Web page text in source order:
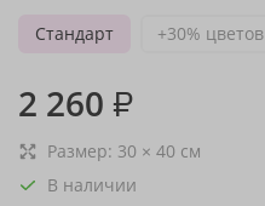
Стандарт
+30% цветов
2 260 ₽
Размер: 30 × 40 см
В наличии